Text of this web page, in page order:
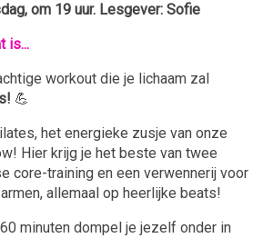
om 19 uur. Lesgever: Sofie
is...
workout die je lichaam zal
💪
het energieke zusje van onze
Hier krijg je het beste van twee
core-training en een verwennerij voor
allemaal op heerlijke beats!
minuten dompel je jezelf onder in